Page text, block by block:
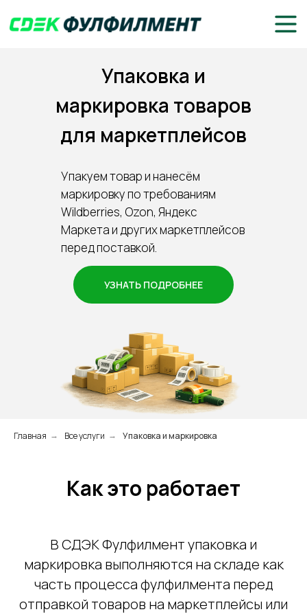
Упаковка и
маркировка товаров
для маркетплейсов
Упакуем товар и нанесём
маркировку по требованиям
Wildberries, Ozon, Яндекс
Маркета и других маркетплейсов
перед поставкой.
УЗНАТЬ ПОДРОБНЕЕ
Главная → Все услуги → Упаковка и маркировка
Как это работает
В СДЭК Фулфилмент упаковка и
маркировка выполняются на складе как
часть процесса фулфилмента перед
отправкой товаров на маркетплейсы или